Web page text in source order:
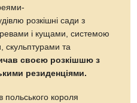
розкішні сади з
і кущами, системою
скульптурами та
своєю розкішшю з
резиденціями.
короля